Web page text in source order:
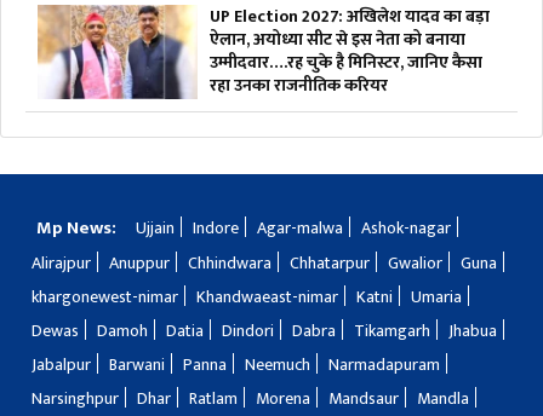
UP Election 2027: अखिलेश यादव का बड़ा
ऐलान, अयोध्या सीट से इस नेता को बनाया
उम्मीदवार….रह चुके है मिनिस्टर, जानिए कैसा
रहा उनका राजनीतिक करियर
Mp News: Ujjain Indore Agar-malwa
Ashok-nagar
Alirajpur
Anuppur Chhindwara Chhatarpur Gwalior
Guna
khargonewest-nimar
Khandwaeast-nimar Katni
Umaria
Dewas
Damoh Datia Dindori Dabra Tikamgarh
Jhabua
Jabalpur
Barwani Panna Neemuch
Narmadapuram
Narsinghpur
Dhar Ratlam Morena Mandsaur
Mandla